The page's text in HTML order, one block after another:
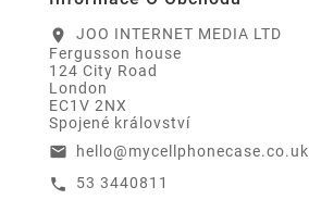
location_on
JOO INTERNET MEDIA LTD
Fergusson house
124 City Road
London
EC1V 2NX
Spojené království
email hello@mycellphonecase.co.uk
call 53 3440811